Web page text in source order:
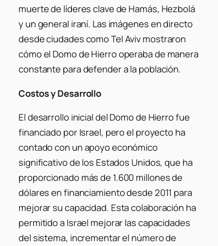
muerte de líderes clave de Hamás, Hezbolá
y un general iraní. Las imágenes en directo
desde ciudades como Tel Aviv mostraron
cómo el Domo de Hierro operaba de manera
constante para defender a la población.
Costos y Desarrollo
El desarrollo inicial del Domo de Hierro fue
financiado por Israel, pero el proyecto ha
contado con un apoyo económico
significativo de los Estados Unidos, que ha
proporcionado más de 1.600 millones de
dólares en financiamiento desde 2011 para
mejorar su capacidad. Esta colaboración ha
permitido a Israel mejorar las capacidades
del sistema, incrementar el número de